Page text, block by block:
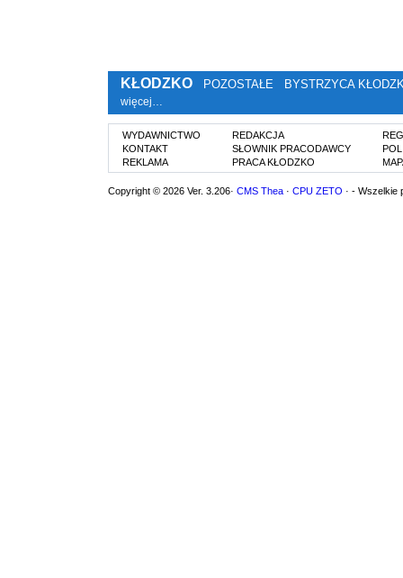
KŁODZKO POZOSTAŁE BYSTRZYCA
więcej…
WYDAWNICTWO
KONTAKT
REKLAMA
REDAKCJA
SŁOWNIK PRACODAWCY
PRACA KŁODZKO
Copyright © 2026 Ver. 3.206· CMS Thea · CPU ZETO · - Wszelkie